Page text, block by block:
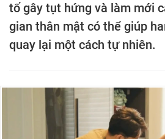
tố gây tụt hứng và làm mới
gian thân mật có thể giúp
quay lại một cách tự nhiên.